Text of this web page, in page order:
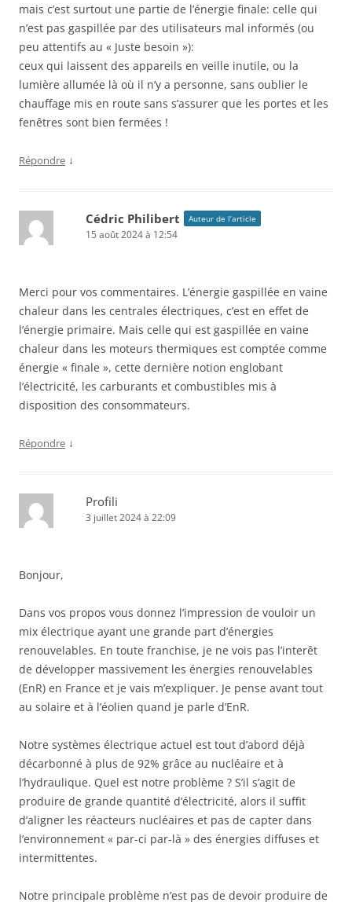
mais c’est surtout une partie de l’énergie finale: celle qui
n’est pas gaspillée par des utilisateurs mal informés (ou
peu attentifs au « Juste besoin »):
ceux qui laissent des appareils en veille inutile, ou la
lumière allumée là où il n’y a personne, sans oublier le
chauffage mis en route sans s’assurer que les portes et les
fenêtres sont bien fermées !
Répondre ↓
Cédric Philibert Auteur de l’article
15 août 2024 à 12:54
Merci pour vos commentaires. L’énergie gaspillée en vaine
chaleur dans les centrales électriques, c’est en effet de
l’énergie primaire. Mais celle qui est gaspillée en vaine
chaleur dans les moteurs thermiques est comptée comme
énergie « finale », cette dernière notion englobant
l’électricité, les carburants et combustibles mis à
disposition des consommateurs.
Répondre ↓
Profili
3 juillet 2024 à 22:09
Bonjour,
Dans vos propos vous donnez l’impression de vouloir un
mix électrique ayant une grande part d’énergies
renouvelables. En toute franchise, je ne vois pas l’interêt
de développer massivement les énergies renouvelables
(EnR) en France et je vais m’expliquer. Je pense avant tout
au solaire et à l’éolien quand je parle d’EnR.
Notre systèmes électrique actuel est tout d’abord déjà
décarbonné à plus de 92% grâce au nucléaire et à
l’hydraulique. Quel est notre problème ? S’il s’agit de
produire de grande quantité d’électricité, alors il suffit
d’aligner les réacteurs nucléaires et pas de capter dans
l’environnement « par-ci par-là » des énergies diffuses et
intermittentes.
Notre principale problème n’est pas de devoir produire de